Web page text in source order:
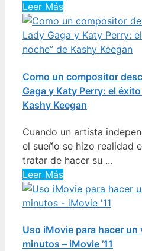
Leer Más
Como un compositor
Gaga y Katy Perry: el
Kashy Keegan
Cuando un artista
el sueño se hizo realidad
tratar de hacer su ...
Leer Más
Uso iMovie para hacer un
minutos – iMovie ’11